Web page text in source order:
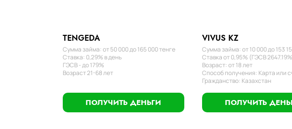
TENGEDA
Сумма займа: от 50 000 до 165 000 тенге
Ставка: 0,29% в день
ГЭСВ - до 179%
Возраст 21-68 лет
ПОЛУЧИТЬ ДЕНЬГИ
VIVUS KZ
Сумма займа: от 10 000 до 153
Ставка от 0,95% (ГЭСВ
Возраст: от 18 лет
Способ получения: Карта или
Гражданство: Казахстан
ПОЛУЧИТЬ